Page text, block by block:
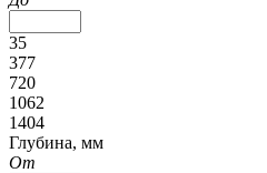
35
377
720
1062
1404
Глубина, мм
От